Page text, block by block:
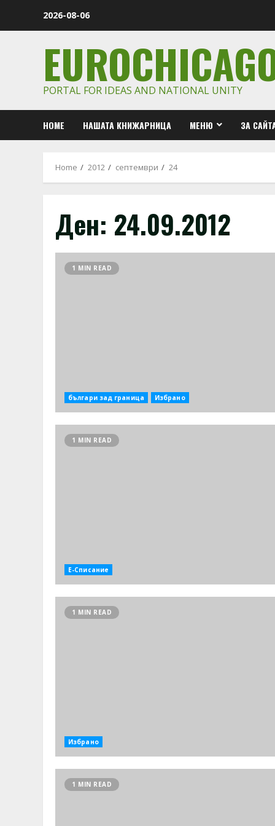
2026-08-06
PORTAL FOR IDEAS AND NATIONAL UNITY
HOME НАШАТА КНИЖАРНИЦА МЕНЮ ЗА
Home 2012 септември 24
Ден: 24.09.2012
1 MIN READ
българи зад граница Избрано
1 MIN READ
Е-Списание
1 MIN READ
Избрано
1 MIN READ